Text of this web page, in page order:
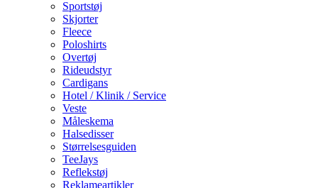
Sportstøj
Skjorter
Fleece
Poloshirts
Overtøj
Rideudstyr
Cardigans
Hotel / Klinik / Service
Veste
Måleskema
Halsedisser
Størrelsesguiden
TeeJays
Reflekstøj
Reklameartikler